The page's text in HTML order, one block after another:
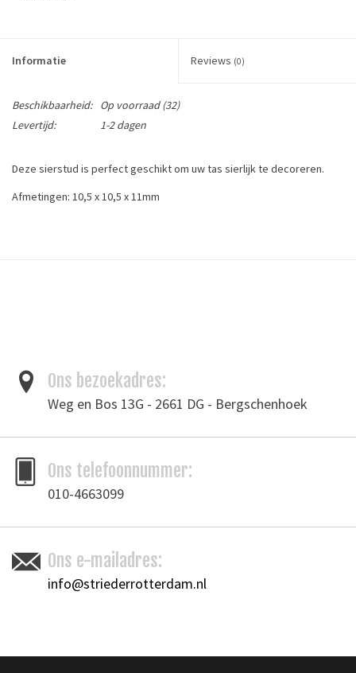
Informatie Reviews (0)
Beschikbaarheid: Op voorraad(32)
Levertijd:
1-2 dagen
Deze sierstud is perfect geschikt om uw tas sierlijk te decoreren.
Afmetingen: 10,5 x 10,5 x 11mm
Ons bezoekadres:
Weg en Bos 13G - 2661 DG - Bergschenhoek
Ons telefoonnummer:
010-4663099
Ons e-mailadres:
info@striederrotterdam.nl